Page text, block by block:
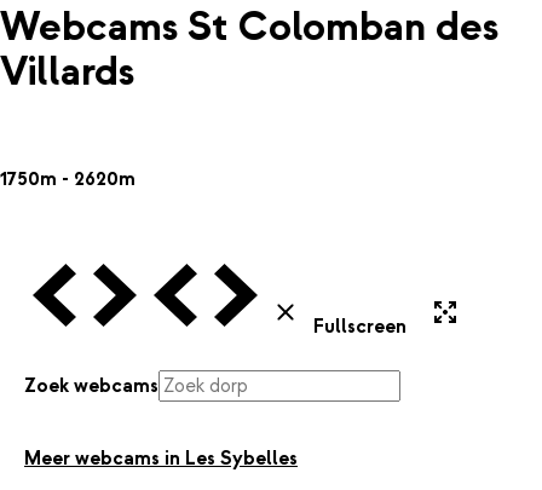
Webcams St Colomban des
Villards
1750m - 2620m
Vorige Webcam
Volgende Webcam
Vorige Webcam
Volgende Webcam
Sluiten
Fullscreen
Zoek webcams
Meer webcams in Les Sybelles